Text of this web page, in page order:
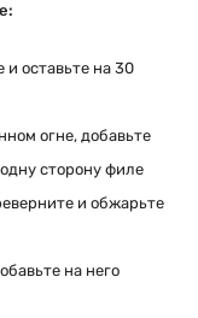
и оставьте на 30
огне, добавьте
сторону филе
и обжарьте
на него